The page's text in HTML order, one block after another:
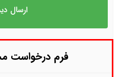
فرم درخواست